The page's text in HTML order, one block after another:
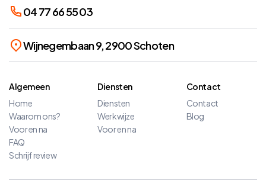
Algemeen
Home
Waarom ons?
Voor en na
FAQ
Schrijf review
Diensten
Diensten
Werkwijze
Voor en na
Contact
Contact
Blog
04 77 66 55 03
Wijnegembaan 9, 2900 Schoten